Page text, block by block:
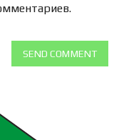
SEND COMMENT